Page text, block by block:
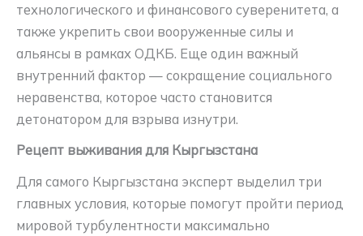
технологического и финансового суверенитета, а
также укрепить свои вооруженные силы и
альянсы в рамках ОДКБ. Еще один важный
внутренний фактор — сокращение социального
неравенства, которое часто становится
детонатором для взрыва изнутри.
Рецепт выживания для Кыргызстана
Для самого Кыргызстана эксперт выделил три
главных условия, которые помогут пройти период
мировой турбулентности максимально